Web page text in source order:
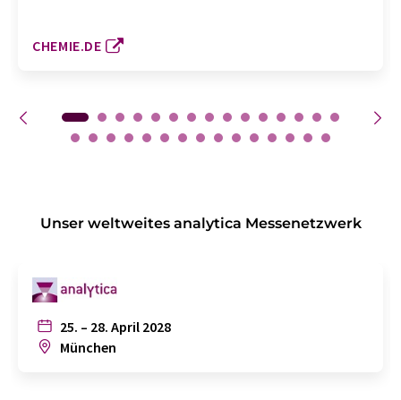
CHEMIE.DE
Unser weltweites analytica Messenetzwerk
25. – 28. April 2028
München